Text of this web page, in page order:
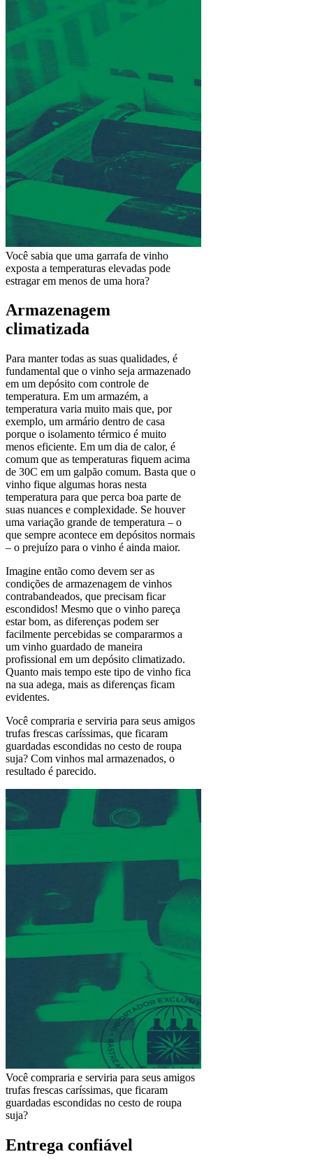
Você sabia que uma garrafa de vinho
exposta a temperaturas elevadas pode
estragar em menos de uma hora?
Armazenagem
climatizada
Para manter todas as suas qualidades, é
fundamental que o vinho seja armazenado
em um depósito com controle de
temperatura. Em um armazém, a
temperatura varia muito mais que, por
exemplo, um armário dentro de casa
porque o isolamento térmico é muito
menos eficiente. Em um dia de calor, é
comum que as temperaturas fiquem acima
de 30C em um galpão comum. Basta que o
vinho fique algumas horas nesta
temperatura para que perca boa parte de
suas nuances e complexidade. Se houver
uma variação grande de temperatura – o
que sempre acontece em depósitos normais
– o prejuízo para o vinho é ainda maior.
Imagine então como devem ser as
condições de armazenagem de vinhos
contrabandeados, que precisam ficar
escondidos! Mesmo que o vinho pareça
estar bom, as diferenças podem ser
facilmente percebidas se compararmos a
um vinho guardado de maneira
profissional em um depósito climatizado.
Quanto mais tempo este tipo de vinho fica
na sua adega, mais as diferenças ficam
evidentes.
Você compraria e serviria para seus amigos
trufas frescas caríssimas, que ficaram
guardadas escondidas no cesto de roupa
suja? Com vinhos mal armazenados, o
resultado é parecido.
Você compraria e serviria para seus amigos
trufas frescas caríssimas, que ficaram
guardadas escondidas no cesto de roupa
suja?
Entrega confiável